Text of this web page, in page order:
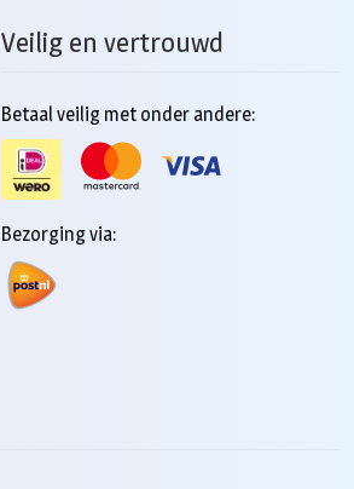
Veilig en vertrouwd
Betaal veilig met onder andere:
Bezorging via: